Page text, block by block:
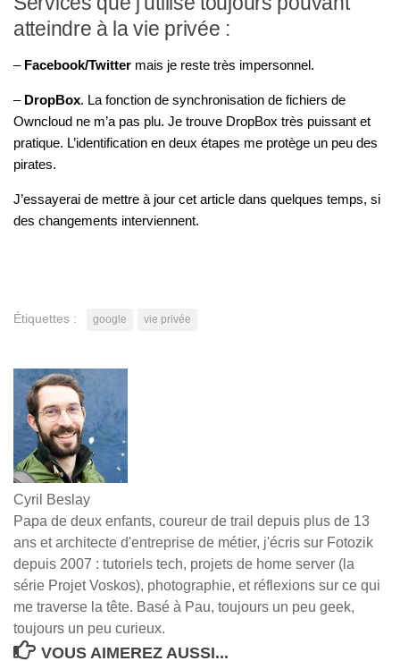
atteindre à la vie privée :
– Facebook/Twitter mais je reste très impersonnel.
– DropBox. La fonction de synchronisation de fichiers de
Owncloud ne m’a pas plu. Je trouve DropBox très puissant et
pratique. L’identification en deux étapes me protège un peu des
pirates.
J’essayerai de mettre à jour cet article dans quelques temps, si
des changements interviennent.
Étiquettes : google vie privée
Cyril Beslay
Papa de deux enfants, coureur de trail depuis plus de 13
ans et architecte d'entreprise de métier, j'écris sur Fotozik
depuis 2007 : tutoriels tech, projets de home server (la
série Projet Voskos), photographie, et réflexions sur ce qui
me traverse la tête. Basé à Pau, toujours un peu geek,
toujours un peu curieux.
VOUS AIMEREZ AUSSI...